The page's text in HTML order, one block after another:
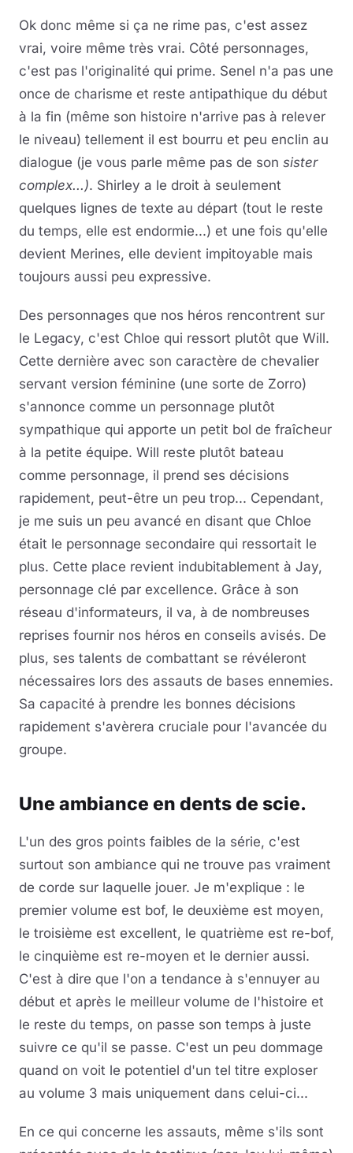
Ok donc même si ça ne rime pas, c'est assez
vrai, voire même très vrai. Côté personnages,
c'est pas l'originalité qui prime. Senel n'a pas une
once de charisme et reste antipathique du début
à la fin (même son histoire n'arrive pas à relever
le niveau) tellement il est bourru et peu enclin au
dialogue (je vous parle même pas de son sister
complex...). Shirley a le droit à seulement
quelques lignes de texte au départ (tout le reste
du temps, elle est endormie...) et une fois qu'elle
devient Merines, elle devient impitoyable mais
toujours aussi peu expressive.
Des personnages que nos héros rencontrent sur
le Legacy, c'est Chloe qui ressort plutôt que Will.
Cette dernière avec son caractère de chevalier
servant version féminine (une sorte de Zorro)
s'annonce comme un personnage plutôt
sympathique qui apporte un petit bol de fraîcheur
à la petite équipe. Will reste plutôt bateau
comme personnage, il prend ses décisions
rapidement, peut-être un peu trop... Cependant,
je me suis un peu avancé en disant que Chloe
était le personnage secondaire qui ressortait le
plus. Cette place revient indubitablement à Jay,
personnage clé par excellence. Grâce à son
réseau d'informateurs, il va, à de nombreuses
reprises fournir nos héros en conseils avisés. De
plus, ses talents de combattant se révéleront
nécessaires lors des assauts de bases ennemies.
Sa capacité à prendre les bonnes décisions
rapidement s'avèrera cruciale pour l'avancée du
groupe.
Une ambiance en dents de scie.
L'un des gros points faibles de la série, c'est
surtout son ambiance qui ne trouve pas vraiment
de corde sur laquelle jouer. Je m'explique : le
premier volume est bof, le deuxième est moyen,
le troisième est excellent, le quatrième est re-bof,
le cinquième est re-moyen et le dernier aussi.
C'est à dire que l'on a tendance à s'ennuyer au
début et après le meilleur volume de l'histoire et
le reste du temps, on passe son temps à juste
suivre ce qu'il se passe. C'est un peu dommage
quand on voit le potentiel d'un tel titre exploser
au volume 3 mais uniquement dans celui-ci...
En ce qui concerne les assauts, même s'ils sont